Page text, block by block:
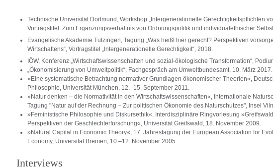
Technische Universität Dortmund, Workshop „Intergenerationelle Gerechtigkeitspflichten
Vortragstitel: Zum Ergänzungsverhältnis von Ordnungspolitik und individualethischer
Evangelische Akademie Tutzingen, Tagung „Was heißt hier gerecht? Perspektiven
Wirtschaftens“, Vortragstitel „Intergenerationelle Gerechtigkeit“, 2018.
IÖW, Konferenz „Wirtschaftswissenschaften und sozial-ökologische Transformation“,
„Ökonomisierung von Umweltpolitik“, Fachgespräch am Umweltbundesamt, 10. März 2017.
»Eine systematische Betrachtung normativer Grundlagen ökonomischer Theorien«,
Philosophie, Universität München, 12.–15. September 2011.
»Natur denken – die Normativität in den Wirtschaftswissenschaften«, Internationale
Tagung "Natur auf der Rechnung – Zur politischen Ökonomie des Naturschutzes", Insel
»Feministische Philosophie und Diskursethik«, Interdisziplinäre Ringvorlesung
Perspektiven der Geschlechterforschung«, Universität Greifswald, 18. November 2009.
»Natural Capital in Economic Theory«, 17. Jahrestagung der European Association for
Economy, Universität Bremen, 10.–12. November 2005.
Interviews